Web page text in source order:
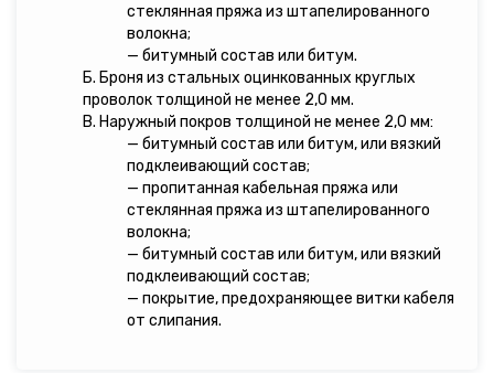
стеклянная пряжа из штапелированного
волокна;
— битумный состав или битум.
Б. Броня из стальных оцинкованных круглых
проволок толщиной не менее 2,0 мм.
В. Наружный покров толщиной не менее 2,0 мм:
— битумный состав или битум, или вязкий
подклеивающий состав;
— пропитанная кабельная пряжа или
стеклянная пряжа из штапелированного
волокна;
— битумный состав или битум, или вязкий
подклеивающий состав;
— покрытие, предохраняющее витки кабеля
от слипания.